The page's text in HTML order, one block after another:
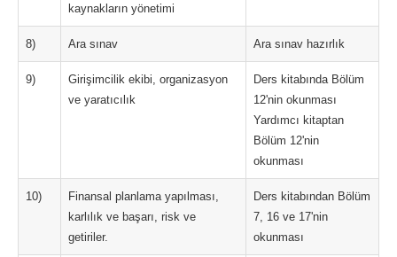
kaynakların yönetimi
8) Ara sınav Ara sınav hazırlık
9)
Girişimcilik ekibi, organizasyon
ve yaratıcılık
Ders kitabında Bölüm
12'nin okunması
Yardımcı kitaptan
Bölüm 12'nin
okunması
10)
Finansal planlama yapılması,
karlılık ve başarı, risk ve
getiriler.
Ders kitabından Bölüm
7, 16 ve 17'nin
okunması